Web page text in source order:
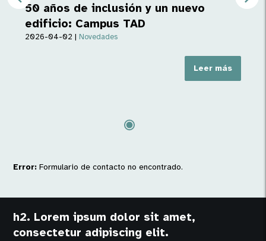
50 años de inclusión y un nuevo
edificio: Campus TAD
2026-04-02 |Novedades
Leer más
Error: Formulario de contacto no encontrado.
h2. Lorem ipsum dolor sit amet,
consectetur adipiscing elit.